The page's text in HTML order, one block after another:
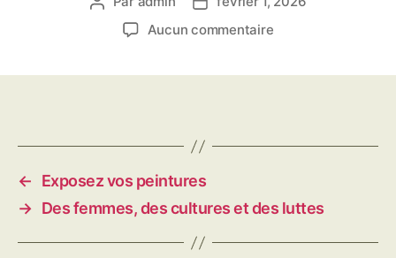
l’article
Aucun commentairesur
←
Exposez vos peintures
→ Des femmes, des cultures et des luttes